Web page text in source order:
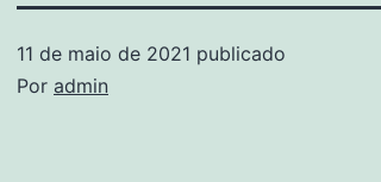
11 de maio de 2021 publicado
Por admin